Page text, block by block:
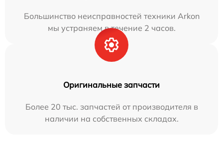
Большинство неисправностей техники Arkon
мы устраняем в течение 2 часов.
Оригинальные запчасти
Более 20 тыс. запчастей от производителя в
наличии на собственных складах.